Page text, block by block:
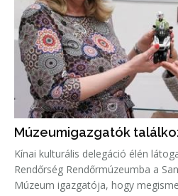
Múzeumigazgatók
Kínai kulturális delegáció élén
Rendőrség Rendőrmúzeumba a
Múzeum igazgatója, hogy